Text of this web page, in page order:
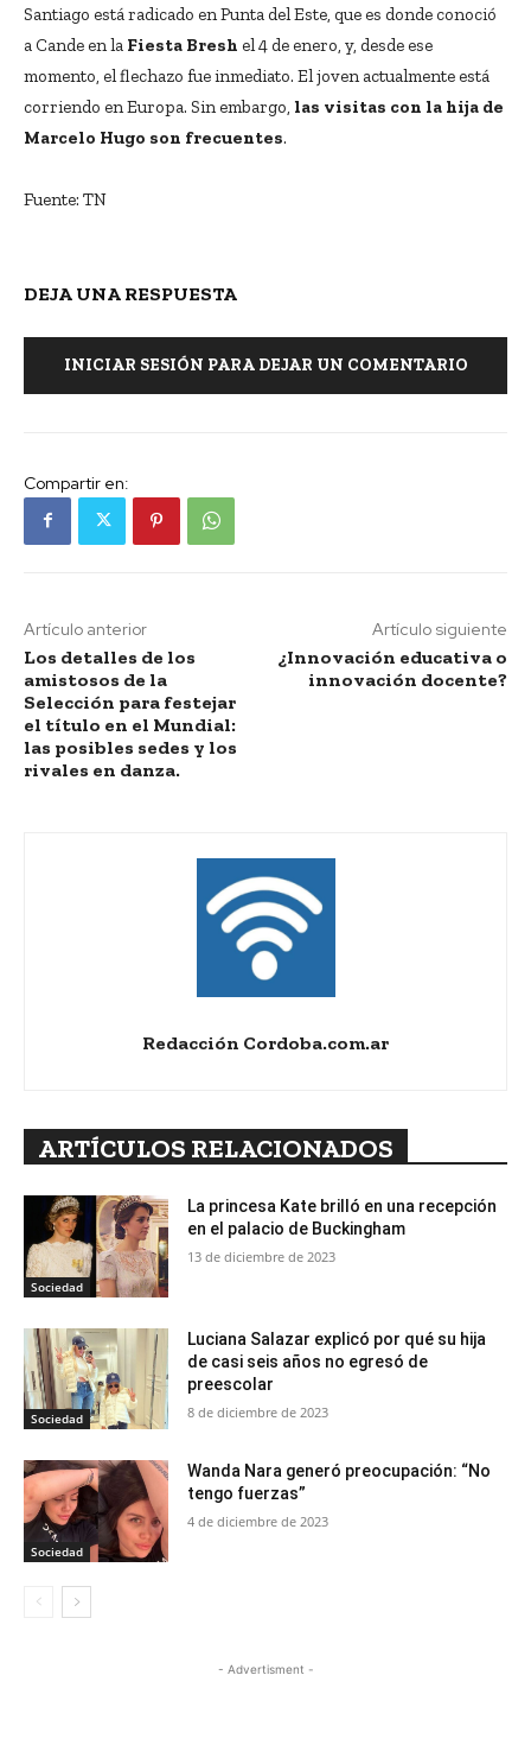
Santiago está radicado en Punta del Este, que es donde conoció
a Cande en la Fiesta Bresh el 4 de enero, y, desde ese
momento, el flechazo fue inmediato. El joven actualmente está
corriendo en Europa. Sin embargo, las visitas con la hija de
Marcelo Hugo son frecuentes.
Fuente: TN
DEJA UNA RESPUESTA
INICIAR SESIÓN PARA DEJAR UN COMENTARIO
Compartir en:
Artículo anterior
Los detalles de los
amistosos de la
Selección para festejar
el título en el Mundial:
las posibles sedes y los
rivales en danza.
Artículo siguiente
¿Innovación educativa o
innovación docente?
Redacción Cordoba.com.ar
ARTÍCULOS RELACIONADOS
Sociedad
La princesa Kate brilló en una recepción
en el palacio de Buckingham
13 de diciembre de 2023
Sociedad
Luciana Salazar explicó por qué su hija
de casi seis años no egresó de
preescolar
8 de diciembre de 2023
Sociedad
Wanda Nara generó preocupación: “No
tengo fuerzas”
4 de diciembre de 2023
- Advertisment -